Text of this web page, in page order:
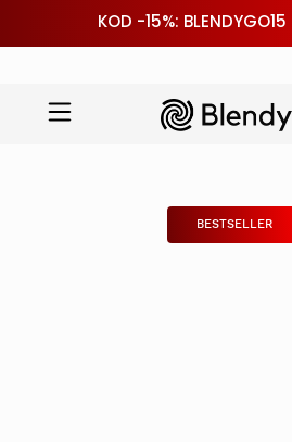
KOD -15%: BLENDYGO15
BESTSELLER